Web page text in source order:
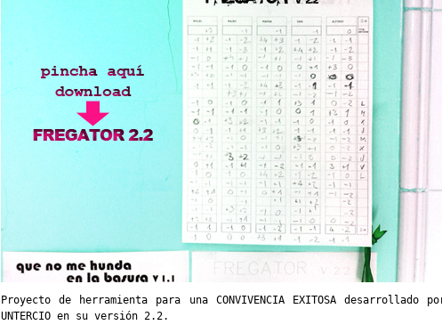
Proyecto de herramienta para una CONVIVENCIA EXITOSA desarrollado
UNTERCIO en su versión 2.2.